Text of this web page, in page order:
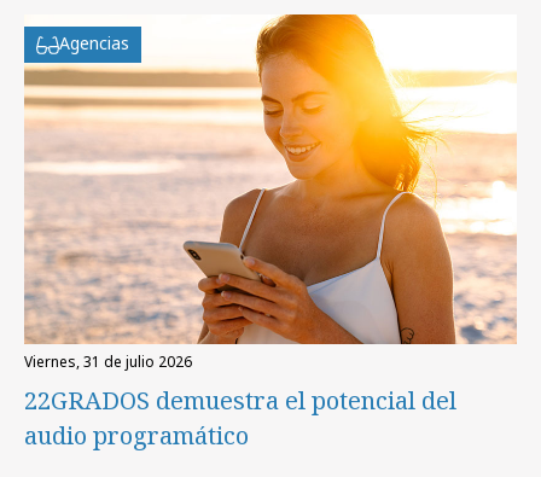
Agencias
viernes, 31 de julio 2026
22GRADOS demuestra el potencial del
audio programático